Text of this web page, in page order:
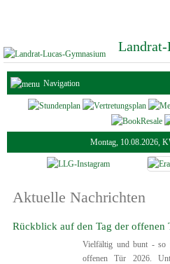
Landrat-
Navigation
Montag, 10.08.2026,
Aktuelle Nachrichten
Rückblick auf den Tag der offenen
Vielfältig und bunt - so
offenen Tür 2026.